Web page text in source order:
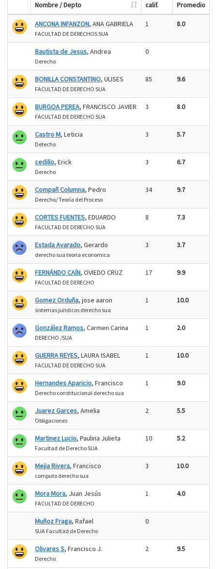
Nombre / Depto
calif.
Promedio
ANCONA INFANZON, ANA GABRIELA
FACULTAD DE DERECHOS SUA
1 8.0
Bautista de Jesus, Andrea
Derecho
0
BONILLA CONSTANTINO, ULISES
FACULTAD DE DERECHO SUA
85 9.6
BURGOA PEREA, FRANCISCO JAVIER
FACULTAD DE DERECHO SUA
3 8.0
Castro M, Leticia
Detecho
3 5.7
cedillo, Erick
Derecho
3 6.7
Compañ Columna, Pedro
Derecho/ Teoría del Proceso
34 9.7
CORTES FUENTES, EDUARDO
FACULTAD DE DERECHO SUA
8 7.3
Estada Avarado, Gerardo
derecho sua teoria economica
3 3.7
FERNÁNDO CAÍN, OVIEDO CRUZ
FACULTAD DE DERECHO
17 9.9
Gomez Orduña, jose aaron
sistemas juridicos derecho sua
1 10.0
González Ramos, Carmen Carina
DERECHO /SUA
1 2.0
GUERRA REYES, LAURA ISABEL
FACULTAD DE DERECHO SUA
1 10.0
Hernandes Aparicio, Francisco
Derecho constitucional derecho sua
1 9.0
Juarez Garces, Amelia
Obligaciones
2 5.5
Martinez Lucio, Paulina Julieta
Facultad de Derecho SUA
10 5.2
Mejia Rivera, Francisco
computo derecho sua
3 10.0
Mora Mora, Juan Jesús
FACULTAD DE DERECHO
1 4.0
Muñoz Fraga, Rafael
SUA Facultad de Derecho
0
Olivares S, Francisco J.
Derecho
2 9.5